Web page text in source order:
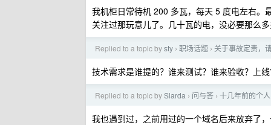
我机柜日常待机 200 多瓦，每天 5 度电左右。
关注过那玩意儿了。几十瓦的电，没必要那么
Replied to a topic bysty › 职场话题 › 关于事故定责，
技术需求是谁提的？谁来测试？谁来验收？上
Replied to a topic bySlarda › 问与答 › 十几年前的个
我也遇到过，之前用过的一个域名后来放弃了